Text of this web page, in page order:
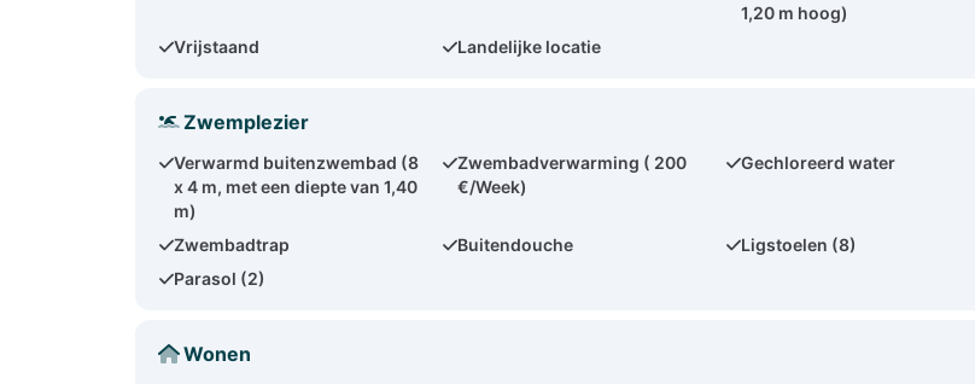
1,20 m hoog)
Vrijstaand
Landelijke locatie
Zwemplezier
Verwarmd buitenzwembad (8
x 4 m, met een diepte van 1,40
m)
Zwembadverwarming ( 200
€/Week)
Gechloreerd water
Zwembadtrap Buitendouche
Ligstoelen (8)
Parasol (2)
Wonen